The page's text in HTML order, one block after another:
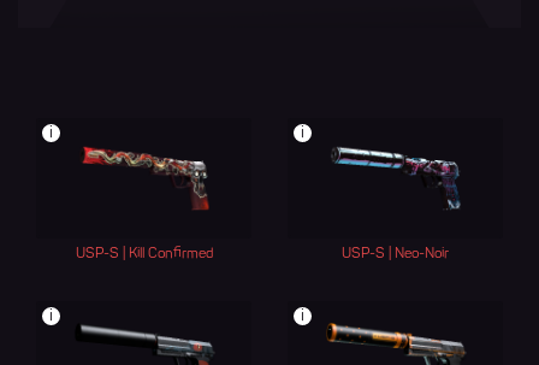
i
USP-S | Kill Confirmed
i
USP-S | Neo-Noir
i i